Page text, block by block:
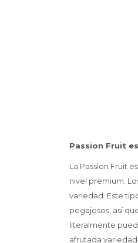
Passion Fruit
La Passion Fruit
nivel premium.
variedad. Este
pegajosos, así
literalmente
afrutada